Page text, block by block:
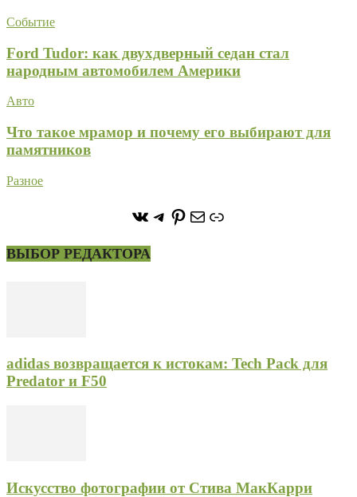
Событие
Ford Tudor: как двухдверный седан стал
народным автомобилем Америки
Авто
Что такое мрамор и почему его выбирают для
памятников
Разное
https://vk.com/
https://t.me/stoneforest
https://
ПочтаСсылка
ВЫБОР РЕДАКТОРА
adidas возвращается к истокам: Tech Pack для
Predator и F50
Искусство фотографии от Стива МакКарри